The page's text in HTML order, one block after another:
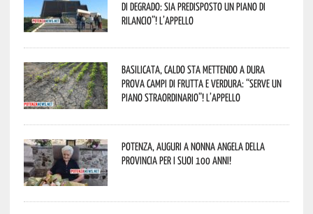
di degrado: sia predisposto un piano di
rilancio”! L’appello
Basilicata, caldo sta mettendo a dura
prova campi di frutta e verdura: “Serve un
piano straordinario”! L’appello
Potenza, auguri a nonna Angela della
provincia per i suoi 100 anni!